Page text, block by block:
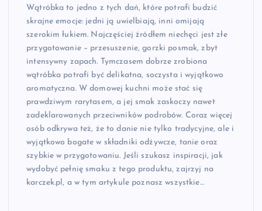
Wątróbka to jedno z tych dań, które potrafi budzić
skrajne emocje: jedni ją uwielbiają, inni omijają
szerokim łukiem. Najczęściej źródłem niechęci jest złe
przygotowanie – przesuszenie, gorzki posmak, zbyt
intensywny zapach. Tymczasem dobrze zrobiona
wątróbka potrafi być delikatna, soczysta i wyjątkowo
aromatyczna. W domowej kuchni może stać się
prawdziwym rarytasem, a jej smak zaskoczy nawet
zadeklarowanych przeciwników podrobów. Coraz więcej
osób odkrywa też, że to danie nie tylko tradycyjne, ale i
wyjątkowo bogate w składniki odżywcze, tanie oraz
szybkie w przygotowaniu. Jeśli szukasz inspiracji, jak
wydobyć pełnię smaku z tego produktu, zajrzyj na
karczek.pl, a w tym artykule poznasz wszystkie…